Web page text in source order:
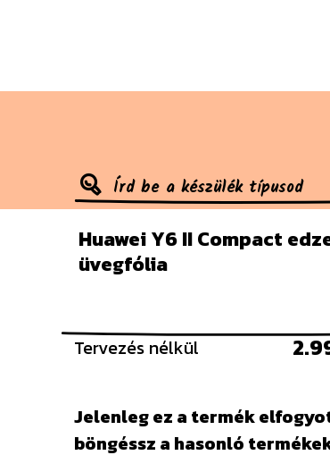
Huawei Y6 II Compact
üvegfólia
Tervezés nélkül
Jelenleg ez a termék
böngéssz a hasonló